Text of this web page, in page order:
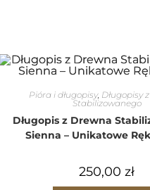
Pióra i długopisy, Długopisy
Stabilizowanego
Długopis z Drewna
Sienna – Unikatowe
250,00 zł